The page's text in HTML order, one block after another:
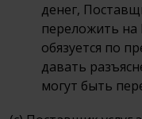
денег,
переложить на
обязуется по
давать
могут быть